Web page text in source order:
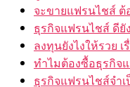
จะขายแฟรนไชส์ ต้
ธุรกิจแฟรนไชส์ ดียั
ลงทุนยังไงให้รวย
ทำไมต้องซื้อธุรกิจ
ธุรกิจแฟรนไชส์จำ